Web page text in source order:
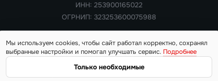
Copyright 2018 — 2026. Все права защищены
Информация на сайте носит ознакомительный характер и не
ИНН: 253900165022
ОГРНИП: 323253600075988
Мы используем cookies, чтобы сайт работал корректно, сохранял
выбранные настройки и помогал улучшать сервис. Подробнее
Только необходимые